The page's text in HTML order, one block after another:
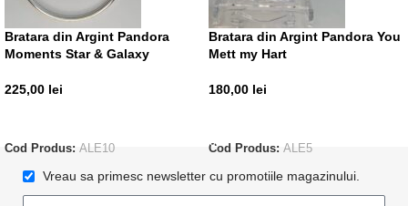
Bratara din Argint Pandora
Moments Star & Galaxy
225,00 lei
Cod Produs: ALE10
Bratara din Argint Pandora You
Mett my Hart
180,00 lei
Cod Produs: ALE5
Vreau sa primesc newsletter cu promotiile magazinului.